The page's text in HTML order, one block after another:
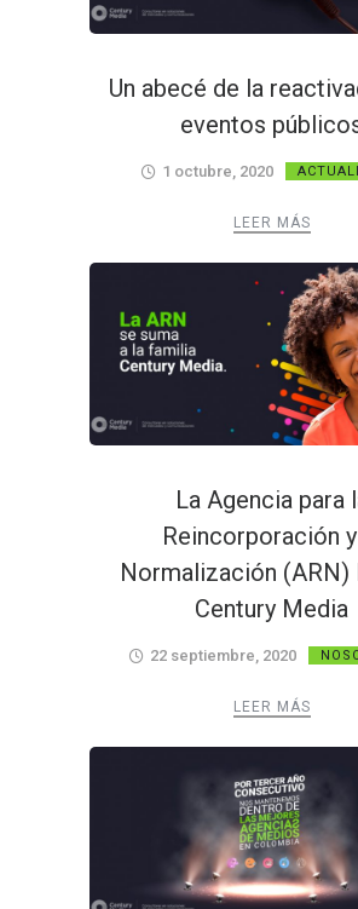
Un abecé de la
eventos
1 octubre, 2020
LEER MÁS
La Agencia para
Reincorporación
Normalización (ARN)
Century Media
22 septiembre, 2020
LEER MÁS